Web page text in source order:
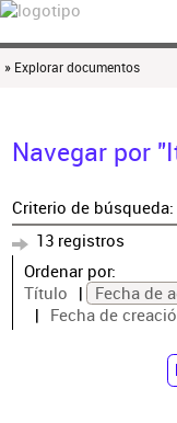
» Explorar documentos
Navegar por
Criterio de búsqueda:
13 registros
Ordenar por:
Título
Fecha de
Fecha de